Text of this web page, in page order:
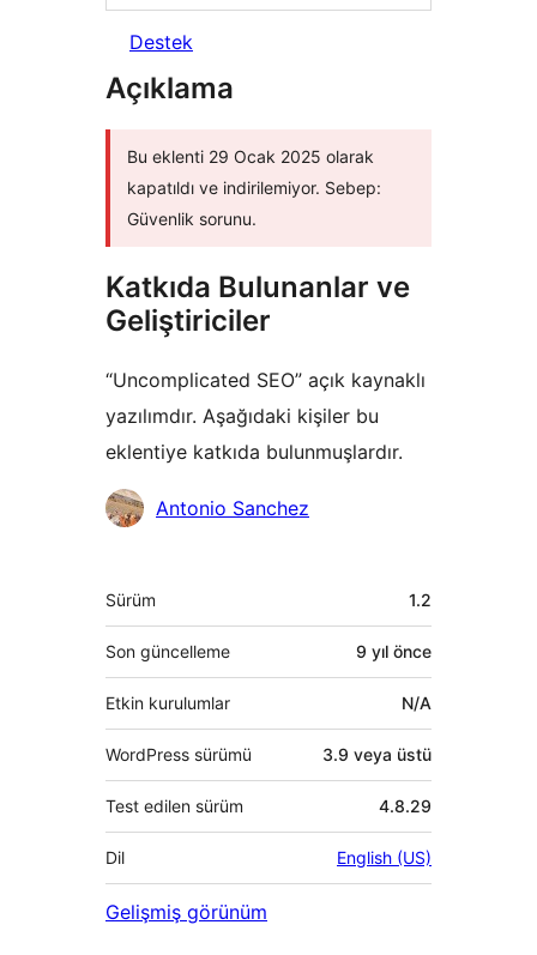
Destek
Açıklama
Bu eklenti 29 Ocak 2025 olarak
kapatıldı ve indirilemiyor. Sebep:
Güvenlik sorunu.
Katkıda Bulunanlar ve
Geliştiriciler
“Uncomplicated SEO” açık kaynaklı
yazılımdır. Aşağıdaki kişiler bu
eklentiye katkıda bulunmuşlardır.
KatkıdaAntonio Sanchez
Meta
Sürüm 1.2
Son güncelleme 9 yıl önce
Etkin kurulumlar N/A
WordPress sürümü 3.9 veya üstü
Test edilen sürüm 4.8.29
Dil English (US)
Gelişmiş görünüm